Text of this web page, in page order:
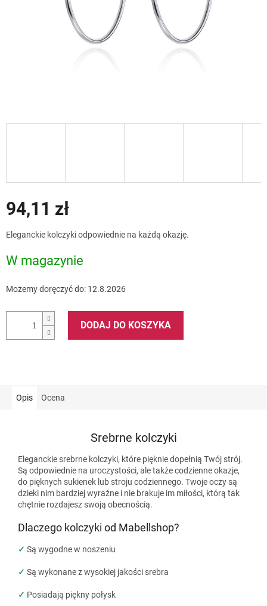
94,11 zł
jednostkowa:
Eleganckie kolczyki odpowiednie na każdą okazję.
W magazynie
Możemy doręczyć do: 12.8.2026
DODAJ DO KOSZYKA
Opis Ocena
Srebrne kolczyki
Eleganckie srebrne kolczyki, które pięknie dopełnią Twój strój.
Są odpowiednie na uroczystości, ale także codzienne okazje,
do pięknych sukienek lub stroju codziennego. Twoje oczy są
dzieki nim bardziej wyraźne i nie brakuje im miłości, którą tak
chętnie rozdajesz swoją obecnością.
Dlaczego kolczyki od Mabellshop?
✓ Są wygodne w noszeniu
✓ Są wykonane z wysokiej jakości srebra
✓ Posiadają piękny połysk